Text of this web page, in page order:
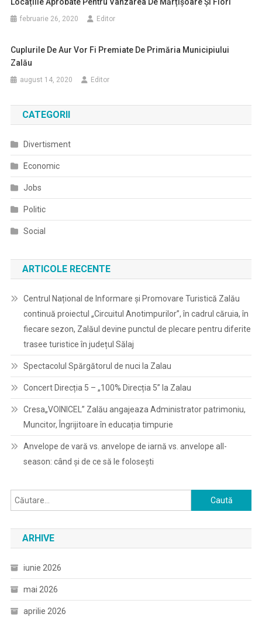
februarie 26, 2020 Editor
Cuplurile De Aur Vor Fi Premiate De Primăria Municipiului
Zalău
august 14, 2020 Editor
CATEGORII
Divertisment
Economic
Jobs
Politic
Social
ARTICOLE RECENTE
Centrul Național de Informare și Promovare Turistică Zalău
continuă proiectul „Circuitul Anotimpurilor”, în cadrul căruia, în
fiecare sezon, Zalăul devine punctul de plecare pentru diferite
trasee turistice în județul Sălaj
Spectacolul Spărgătorul de nuci la Zalau
Concert Direcția 5 – „100% Direcția 5” la Zalau
Cresa„VOINICEL” Zalău angajeaza Administrator patrimoniu,
Muncitor, Îngrijitoare în educația timpurie
Anvelope de vară vs. anvelope de iarnă vs. anvelope all-
season: când și de ce să le folosești
Caută
după:
ARHIVE
iunie 2026
mai 2026
aprilie 2026